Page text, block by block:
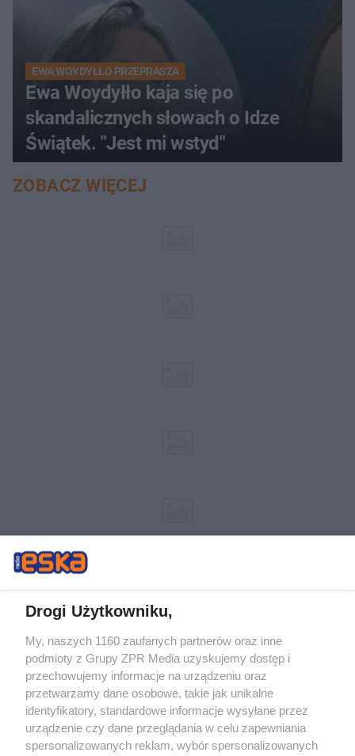
EWA WOYDYŁŁO PRZEPRASZA
Ewa Woydyłło kaja się po
skandalicznych słowach o Idze
Świątek. "Jest mi wstyd"
ZOBACZ WIĘCEJ
Żaden utwór zamieszczony w serwisie nie może być powielany i
rozpowszechniany lub dalej rozpowszechniany w jakikolwiek sposób (w
tym także elektroniczny lub mechaniczny) na jakimkolwiek polu
eksploatacji w jakiejkolwiek formie, włącznie z umieszczaniem w Internecie
bez pisemnej zgody właściciela praw. Jakiekolwiek użycie lub
wykorzystanie utworów w całości lub w części z naruszeniem prawa, tzn.
bez właściwej zgody, jest zabronione pod groźbą kary i może być ścigane
prawnie.
Drogi Użytkowniku,
My, naszych 1160 zaufanych partnerów oraz inne
podmioty z Grupy ZPR Media uzyskujemy dostęp i
przechowujemy informacje na urządzeniu oraz
przetwarzamy dane osobowe, takie jak unikalne
identyfikatory, standardowe informacje wysyłane przez
urządzenie czy dane przeglądania w celu zapewniania
spersonalizowanych reklam, wybór spersonalizowanych